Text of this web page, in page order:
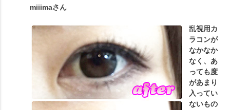
miiimaさん
乱視用カ
ラコンが
なかなか
なく、あ
っても度
があまり
入ってい
ないもの